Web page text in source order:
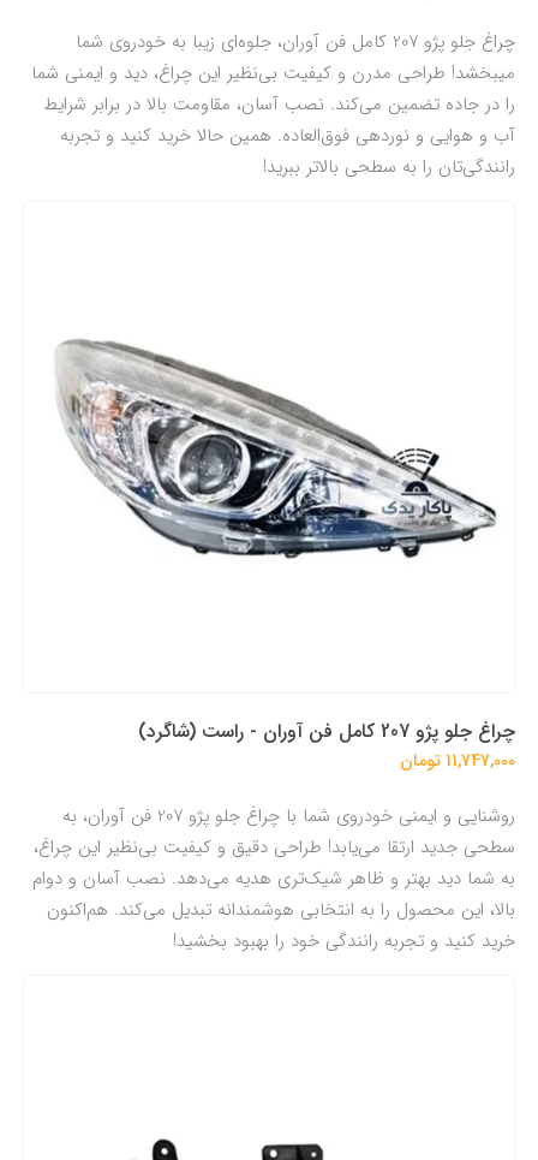
چراغ جلو پژو 207 کامل فن آوران، جلوه‌ای زیبا به خودروی شما
میبخشد! طراحی مدرن و کیفیت بی‌نظیر این چراغ، دید و ایمنی شما
را در جاده تضمین می‌کند. نصب آسان، مقاومت بالا در برابر شرایط
آب و هوایی و نوردهی فوق‌العاده. همین حالا خرید کنید و تجربه
رانندگی‌تان را به سطحی بالاتر ببرید!
چراغ جلو پژو 207 کامل فن آوران - راست (شاگرد)
11,747,000 تومان
روشنایی و ایمنی خودروی شما با چراغ جلو پژو 207 فن آوران، به
سطحی جدید ارتقا می‌یابد! طراحی دقیق و کیفیت بی‌نظیر این چراغ،
به شما دید بهتر و ظاهر شیک‌تری هدیه می‌دهد. نصب آسان و دوام
بالا، این محصول را به انتخابی هوشمندانه تبدیل می‌کند. هم‌اکنون
خرید کنید و تجربه رانندگی خود را بهبود بخشید!